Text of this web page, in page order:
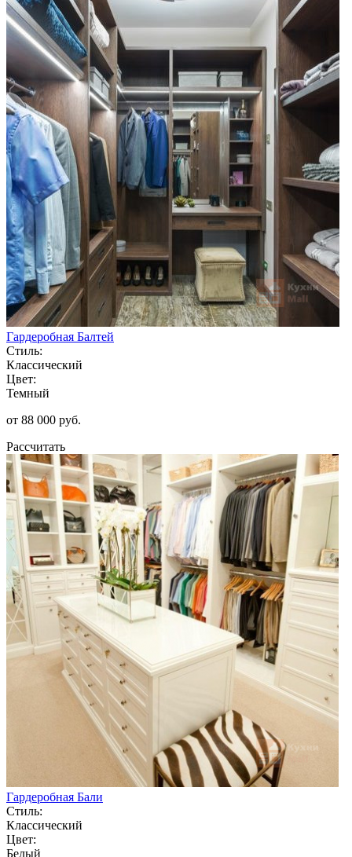
Гардеробная Балтей
Стиль:
Классический
Цвет:
Темный
от 88 000 руб.
Рассчитать
Гардеробная Бали
Стиль:
Классический
Цвет:
Белый